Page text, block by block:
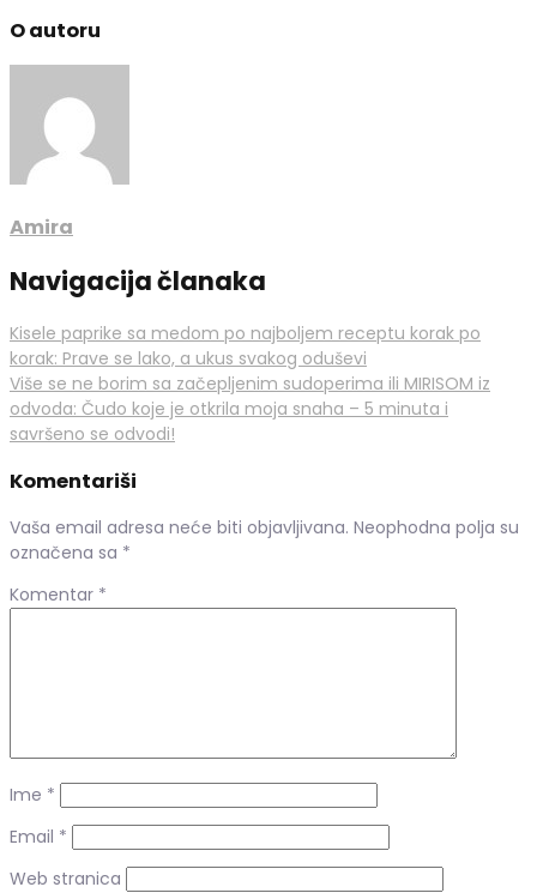
O autoru
Amira
Navigacija članaka
Kisele paprike sa medom po najboljem receptu korak po
korak: Prave se lako, a ukus svakog oduševi
Više se ne borim sa začepljenim sudoperima ili MIRISOM iz
odvoda: Čudo koje je otkrila moja snaha – 5 minuta i
savršeno se odvodi!
Komentariši
Vaša email adresa neće biti objavljivana. Neophodna polja su
označena sa *
Komentar *
Ime *
Email *
Web stranica